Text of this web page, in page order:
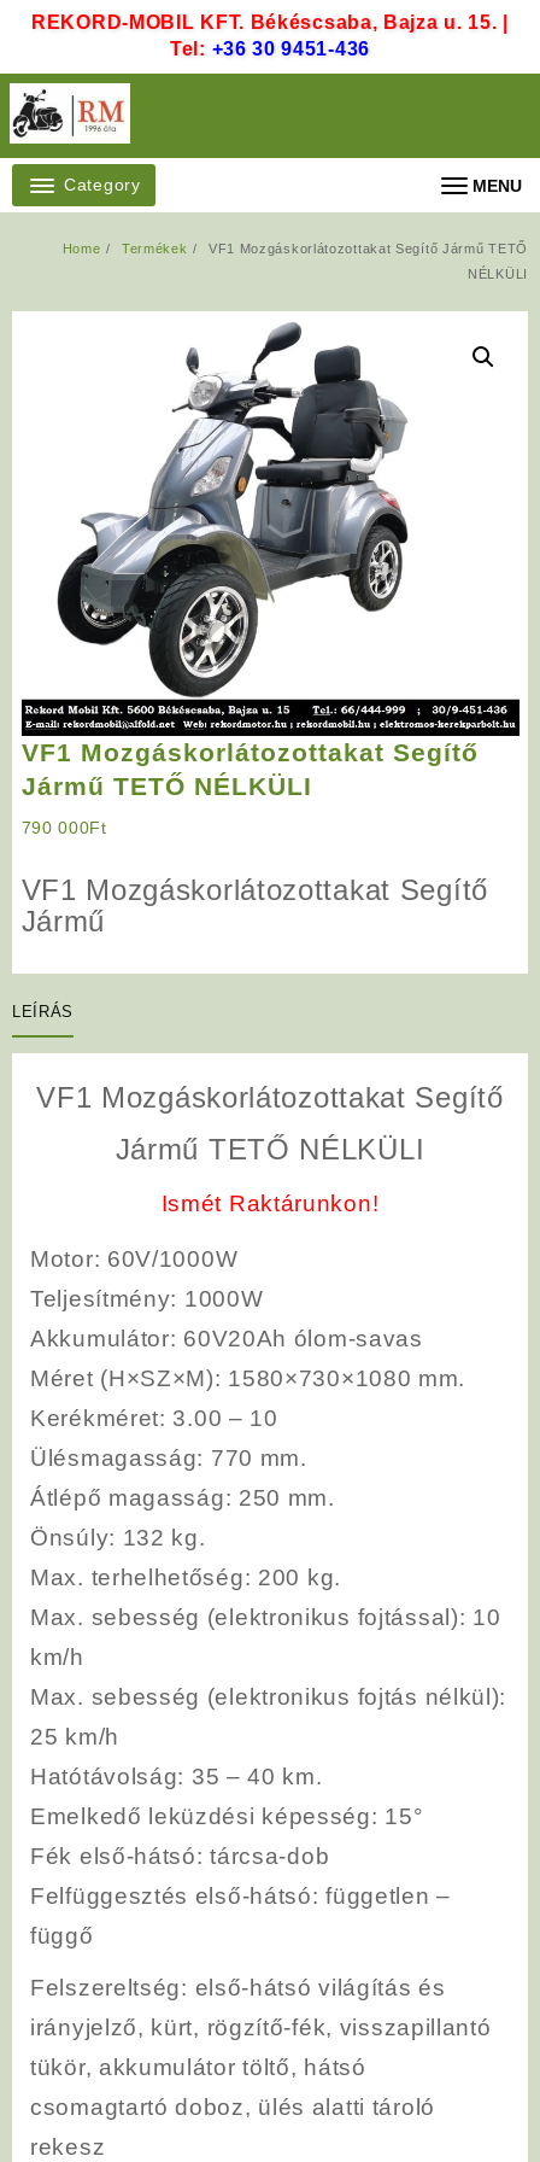
REKORD-MOBIL KFT. Békéscsaba, Bajza u. 15. |
Tel: +36 30 9451-436
Category MENU
Home Termékek
VF1 Mozgáskorlátozottakat Segítő Jármű TETŐ
NÉLKÜLI
VF1 Mozgáskorlátozottakat Segítő
Jármű TETŐ NÉLKÜLI
790 000Ft
VF1 Mozgáskorlátozottakat Segítő
Jármű
LEÍRÁS
VF1 Mozgáskorlátozottakat Segítő
Jármű TETŐ NÉLKÜLI
Ismét Raktárunkon!
Motor: 60V/1000W
Teljesítmény: 1000W
Akkumulátor: 60V20Ah ólom-savas
Méret (H×SZ×M): 1580×730×1080 mm.
Kerékméret: 3.00 – 10
Ülésmagasság: 770 mm.
Átlépő magasság: 250 mm.
Önsúly: 132 kg.
Max. terhelhetőség: 200 kg.
Max. sebesség (elektronikus fojtással): 10
km/h
Max. sebesség (elektronikus fojtás nélkül):
25 km/h
Hatótávolság: 35 – 40 km.
Emelkedő leküzdési képesség: 15°
Fék első-hátsó: tárcsa-dob
Felfüggesztés első-hátsó: független –
függő
Felszereltség: első-hátsó világítás és
irányjelző, kürt, rögzítő-fék, visszapillantó
tükör, akkumulátor töltő, hátsó
csomagtartó doboz, ülés alatti tároló
rekesz